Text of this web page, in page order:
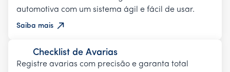
automotiva com um sistema ágil e fácil de usar.
Saiba mais
Checklist de Avarias
Registre avarias com precisão e garanta total